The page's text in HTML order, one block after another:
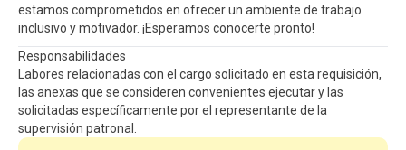
estamos comprometidos en ofrecer un ambiente de trabajo
inclusivo y motivador. ¡Esperamos conocerte pronto!
Responsabilidades
Labores relacionadas con el cargo solicitado en esta requisición,
las anexas que se consideren convenientes ejecutar y las
solicitadas específicamente por el representante de la
supervisión patronal.